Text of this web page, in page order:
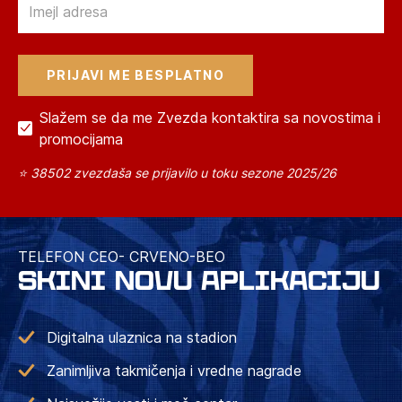
Slažem se da me Zvezda kontaktira sa novostima i
promocijama
⭐ 38502 zvezdaša se prijavilo u toku sezone 2025/26
TELEFON CEO- CRVENO-BEO
SKINI NOVU APLIKACIJU
Digitalna ulaznica na stadion
Zanimljiva takmičenja i vredne nagrade